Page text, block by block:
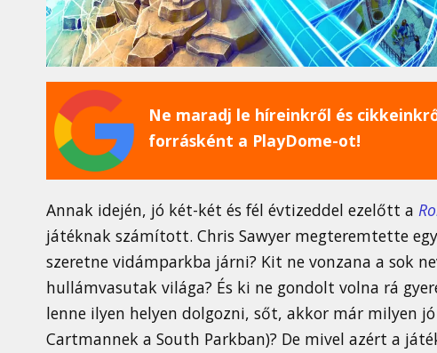
Ne maradj le híreinkről és
forrásként a PlayDome-ot!
Annak idején, jó két-két és fél évtizeddel ezelőtt a
játéknak számított. Chris Sawyer megteremtette
szeretne vidámparkba járni? Kit ne vonzana a sok
hullámvasutak világa? És ki ne gondolt volna rá
lenne ilyen helyen dolgozni, sőt, akkor már milyen
Cartmannek a South Parkban)? De mivel azért a